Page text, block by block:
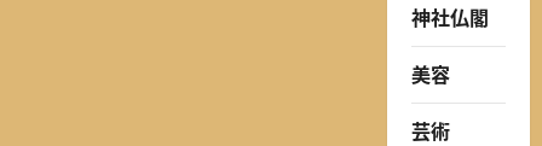
神社仏閣
美容
芸術